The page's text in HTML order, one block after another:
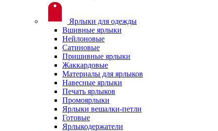
Ярлыки для одежды
Вшивные ярлыки
Нейлоновые
Сатиновые
Пришивные ярлыки
Жаккардовые
Материалы для ярлыков
Навесные ярлыки
Печать ярлыков
Промоярлыки
Ярлыки вешалки-петли
Готовые
Ярлыкодержатели